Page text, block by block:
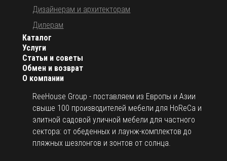
О компании
ReeHouse Group - поставляем из Европы и Азии
свыше 100 производителей мебели для HoReCa и
элитной садовой уличной мебели для частного
сектора: от обеденных и лаунж-комплектов до
пляжных шезлонгов и зонтов от солнца.
Каталог
Услуги
Статьи и советы
Обмен и возврат
Дизайнерам и архитекторам
Дилерам